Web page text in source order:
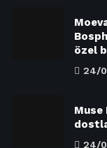
özel
24/
Muse
24/